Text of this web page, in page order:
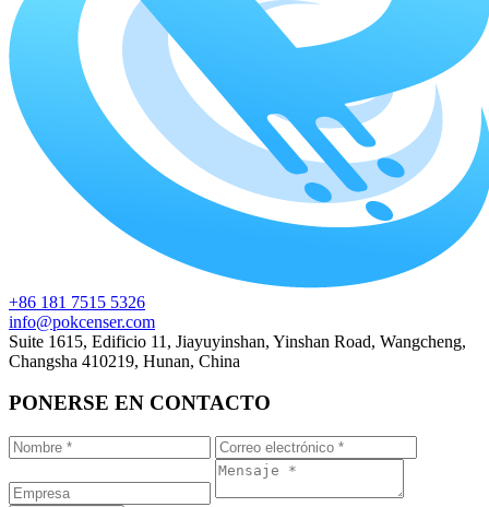
+86 181 7515 5326
info@pokcenser.com
Suite 1615, Edificio 11, Jiayuyinshan, Yinshan Road, Wangcheng,
Changsha 410219, Hunan, China
PONERSE EN CONTACTO